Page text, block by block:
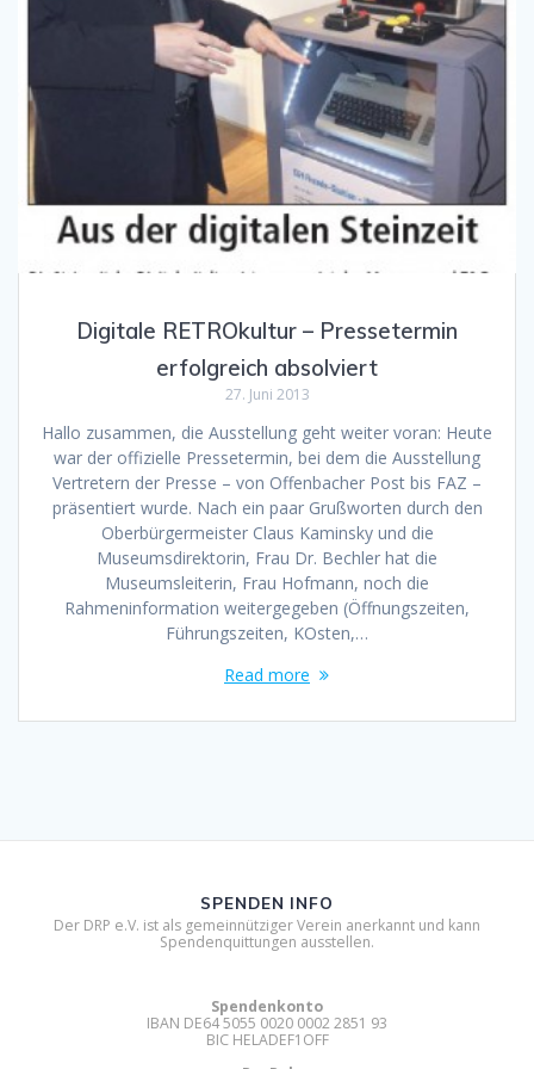
Digitale RETROkultur – Pressetermin
erfolgreich absolviert
27. Juni 2013
Hallo zusammen, die Ausstellung geht weiter voran: Heute
war der offizielle Pressetermin, bei dem die Ausstellung
Vertretern der Presse – von Offenbacher Post bis FAZ –
präsentiert wurde. Nach ein paar Grußworten durch den
Oberbürgermeister Claus Kaminsky und die
Museumsdirektorin, Frau Dr. Bechler hat die
Museumsleiterin, Frau Hofmann, noch die
Rahmeninformation weitergegeben (Öffnungszeiten,
Führungszeiten, KOsten,…
Read more
SPENDEN INFO
Der DRP e.V. ist als gemeinnütziger Verein anerkannt und kann
Spendenquittungen ausstellen.
Spendenkonto
IBAN DE64 5055 0020 0002 2851 93
BIC HELADEF1OFF